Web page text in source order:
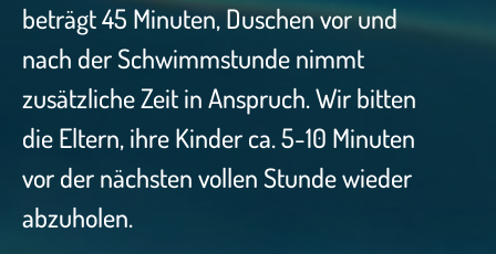
beträgt 45 Minuten, Duschen vor und
nach der Schwimmstunde nimmt
zusätzliche Zeit in Anspruch. Wir bitten
die Eltern, ihre Kinder ca. 5-10 Minuten
vor der nächsten vollen Stunde wieder
abzuholen.